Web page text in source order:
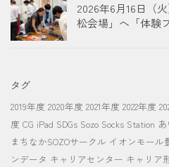
2026年6月16日（
松会場」へ「体験
タグ
2019年度 2020年度 2021年度 2022年度
度 CG iPad SDGs Sozo Socks Station
まちなかSOZOサークル イオンモール
ンデータ キャリアセンター キャリア